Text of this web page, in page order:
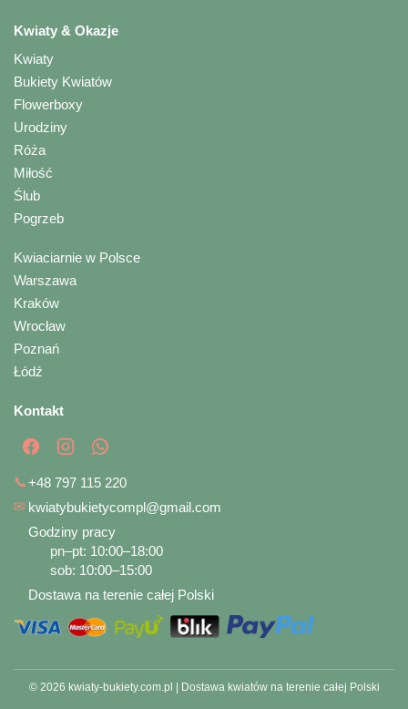
Kwiaty & Okazje
Kwiaty
Bukiety Kwiatów
Flowerboxy
Urodziny
Róża
Miłość
Ślub
Pogrzeb
Kwiaciarnie w Polsce
Warszawa
Kraków
Wrocław
Poznań
Łódź
Kontakt
📞+48 797 115 220
✉ kwiatybukietycompl@gmail.com
Godziny pracy
pn–pt: 10:00–18:00
sob: 10:00–15:00
Dostawa na terenie całej Polski
© 2026 kwiaty-bukiety.com.pl | Dostawa kwiatów na terenie całej Polski